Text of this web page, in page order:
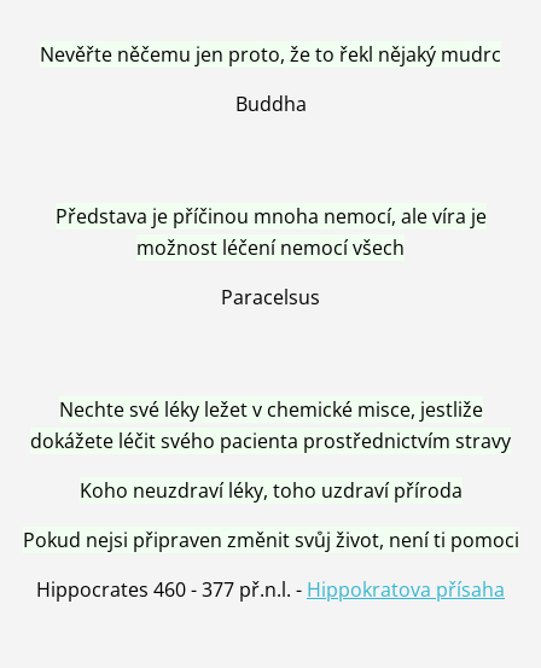
Nevěřte něčemu jen proto, že to řekl nějaký mudrc
Buddha
Představa je příčinou mnoha nemocí, ale víra je
možnost léčení nemocí všech
Paracelsus
Nechte své léky ležet v chemické misce, jestliže
dokážete léčit svého pacienta prostřednictvím stravy
Koho neuzdraví léky, toho uzdraví příroda
Pokud nejsi připraven změnit svůj život, není ti pomoci
Hippocrates 460 - 377 př.n.l. - Hippokratova přísaha